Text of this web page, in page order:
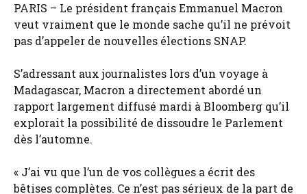
PARIS – Le président français Emmanuel Macron
veut vraiment que le monde sache qu’il ne prévoit
pas d’appeler de nouvelles élections SNAP.
S’adressant aux journalistes lors d’un voyage à
Madagascar, Macron a directement abordé un
rapport largement diffusé mardi à Bloomberg qu’il
explorait la possibilité de dissoudre le Parlement
dès l’automne.
« J’ai vu que l’un de vos collègues a écrit des
bêtises complètes. Ce n’est pas sérieux de la part de